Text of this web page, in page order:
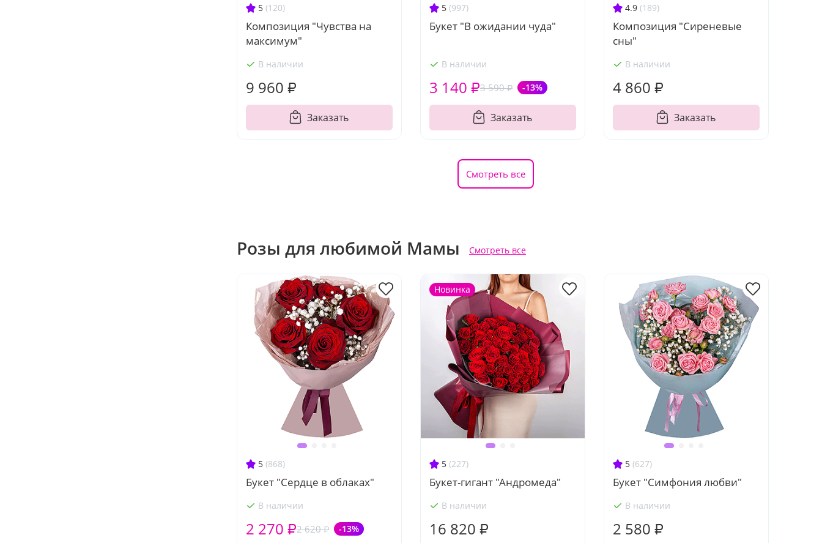
5 (120)
Композиция "Чувства на
максимум"
В наличии
9 960 ₽
Заказать
5 (997)
Букет "В ожидании чуда"
В наличии
3 590 ₽ -13%
3 140 ₽
Заказать
4.9 (189)
Композиция "Сиреневые
сны"
В наличии
4 860 ₽
Заказать
Смотреть все
Розы для любимой Мамы Смотреть все
5 (868)
Букет "Сердце в облаках"
В наличии
2 620 ₽ -13%
2 270 ₽
5 (227)
Букет-гигант "Андромеда"
В наличии
16 820 ₽
Новинка
5 (627)
Букет "Симфония любви"
В наличии
2 580 ₽